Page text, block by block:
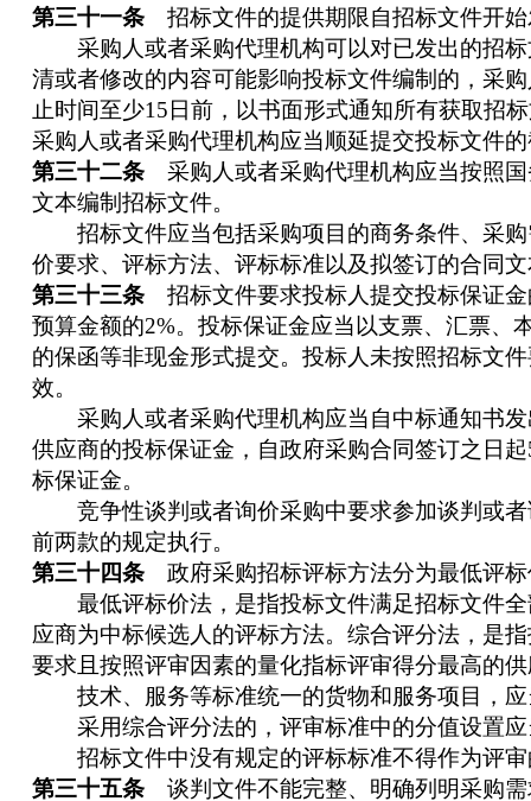
第三十一条招标文件的提供期限自招标文件开始
采购人或者采购代理机构可以对已发出的招标
清或者修改的内容可能影响投标文件编制的，采
止时间至少15日前，以书面形式通知所有获取招
采购人或者采购代理机构应当顺延提交投标文件
第三十二条采购人或者采购代理机构应当按照国
文本编制招标文件。
招标文件应当包括采购项目的商务条件、采购
价要求、评标方法、评标标准以及拟签订的合同
第三十三条招标文件要求投标人提交投标保证金
预算金额的2%。投标保证金应当以支票、汇票、
的保函等非现金形式提交。投标人未按照招标文
效。
采购人或者采购代理机构应当自中标通知书发
供应商的投标保证金，自政府采购合同签订之日
标保证金。
竞争性谈判或者询价采购中要求参加谈判或者
前两款的规定执行。
第三十四条政府采购招标评标方法分为最低评标
最低评标价法，是指投标文件满足招标文件全
应商为中标候选人的评标方法。综合评分法，是
要求且按照评审因素的量化指标评审得分最高的
技术、服务等标准统一的货物和服务项目，应
采用综合评分法的，评审标准中的分值设置应
招标文件中没有规定的评标标准不得作为评审
第三十五条谈判文件不能完整、明确列明采购需